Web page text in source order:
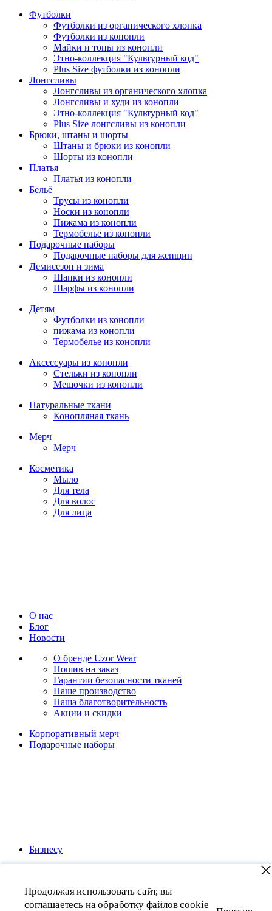
Футболки
Футболки из органического хлопка
Футболки из конопли
Майки и топы из конопли
Этно-коллекция "Культурный код"
Plus Size футболки из конопли
Лонгсливы
Лонгсливы из органического хлопка
Лонгсливы и худи из конопли
Этно-коллекция "Культурный код"
Plus Size лонгсливы из конопли
Брюки, штаны и шорты
Штаны и брюки из конопли
Шорты из конопли
Платья
Платья из конопли
Бельё
Трусы из конопли
Носки из конопли
Пижама из конопли
Термобелье из конопли
Подарочные наборы
Подарочные наборы для женщин
Демисезон и зима
Шапки из конопли
Шарфы из конопли
Детям
Футболки из конопли
пижама из конопли
Термобелье из конопли
Аксессуары из конопли
Стельки из конопли
Мешочки из конопли
Натуральные ткани
Конопляная ткань
Мерч
Мерч
Косметика
Мыло
Для тела
Для волос
Для лица
О нас
Блог
Новости
О бренде Uzor Wear
Пошив на заказ
Гарантии безопасности тканей
Наше производство
Наша благотворительность
Акции и скидки
Корпоративный мерч
Подарочные наборы
Бизнесу
Товар добавлен в корзину
Продолжая использовать сайт, вы
соглашаетесь на обработку файлов cookie